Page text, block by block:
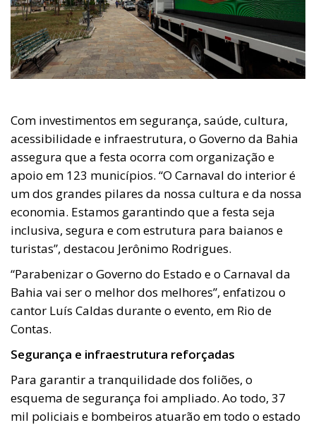
Com investimentos em segurança, saúde, cultura,
acessibilidade e infraestrutura, o Governo da Bahia
assegura que a festa ocorra com organização e
apoio em 123 municípios. “O Carnaval do interior é
um dos grandes pilares da nossa cultura e da nossa
economia. Estamos garantindo que a festa seja
inclusiva, segura e com estrutura para baianos e
turistas”, destacou Jerônimo Rodrigues.
“Parabenizar o Governo do Estado e o Carnaval da
Bahia vai ser o melhor dos melhores”, enfatizou o
cantor Luís Caldas durante o evento, em Rio de
Contas.
Segurança e infraestrutura reforçadas
Para garantir a tranquilidade dos foliões, o
esquema de segurança foi ampliado. Ao todo, 37
mil policiais e bombeiros atuarão em todo o estado